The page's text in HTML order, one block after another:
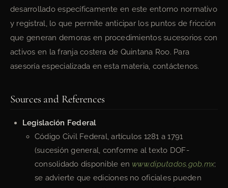
desarrollado específicamente en este entorno normativo
y registral, lo que permite anticipar los puntos de fricción
que generan demoras en procedimientos sucesorios con
activos en la franja costera de Quintana Roo. Para
asesoría especializada en esta materia, contáctenos.
Sources and References
Legislación Federal
Código Civil Federal, artículos 1281 a 1791
(sucesión general, conforme al texto DOF-
consolidado disponible en www.diputados.gob.mx;
se advierte que ediciones no oficiales pueden